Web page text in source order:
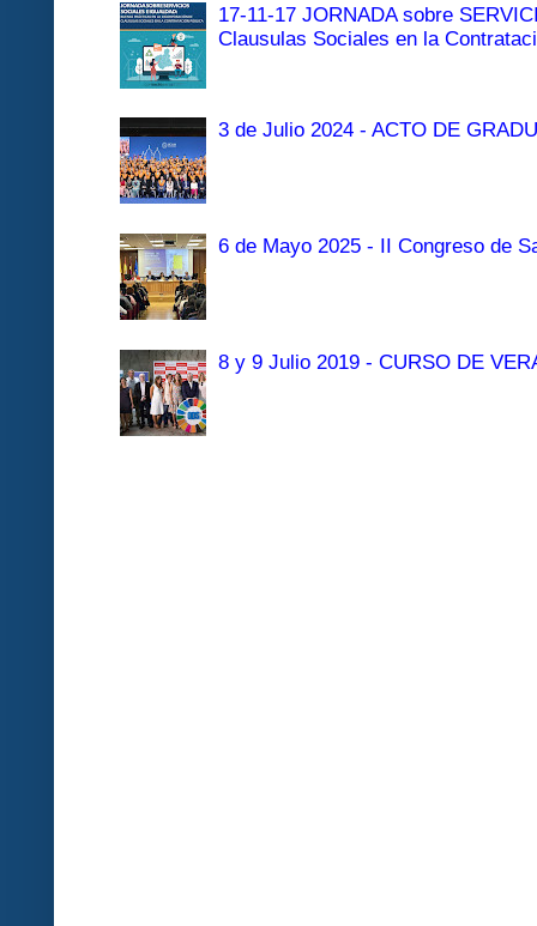
17-11-17 JORNADA sobre
Clausulas Sociales en la
3 de Julio 2024 - ACTO DE
6 de Mayo 2025 - II Congreso de
8 y 9 Julio 2019 - CURSO DE